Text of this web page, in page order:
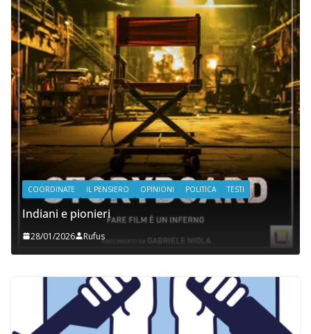
COORDINATE IL PENSIERO OPINIONI POLITICA TESTI
Indiani e pionieri
28/01/2026 Rufus